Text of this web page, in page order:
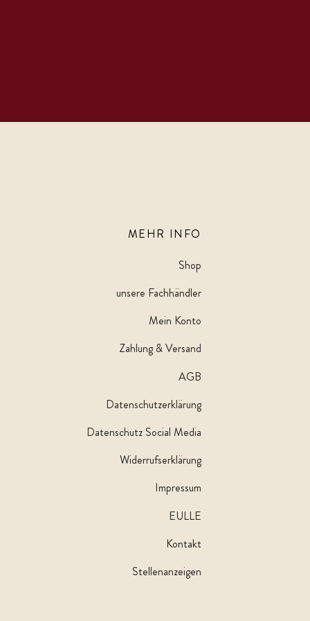
MEHR INFO
Shop
unsere Fachhändler
Mein Konto
Zahlung & Versand
AGB
Datenschutzerklärung
Datenschutz Social Media
Widerrufserklärung
Impressum
EULLE
Kontakt
Stellenanzeigen